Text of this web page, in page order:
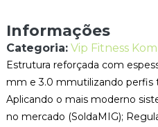
Informações
Categoria: Vip Fitness
Estrutura reforçada com
mm e 3.0 mmutilizando perfis
Aplicando o mais moderno
no mercado (SoldaMIG);